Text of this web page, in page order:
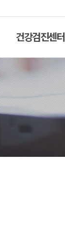
건강검진센터